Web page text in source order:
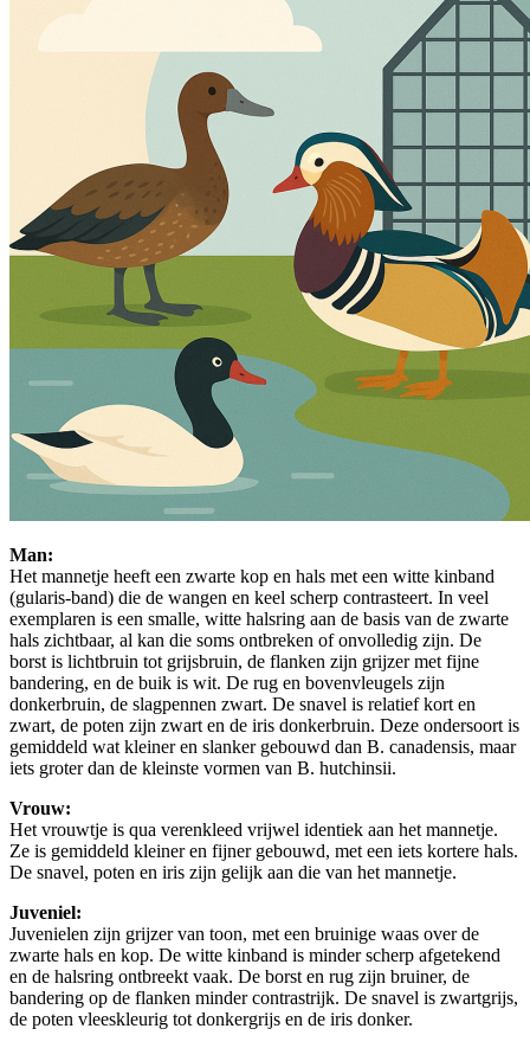
Man:
Het mannetje heeft een zwarte kop en hals met een witte kinband
(gularis-band) die de wangen en keel scherp contrasteert. In veel
exemplaren is een smalle, witte halsring aan de basis van de zwarte
hals zichtbaar, al kan die soms ontbreken of onvolledig zijn. De
borst is lichtbruin tot grijsbruin, de flanken zijn grijzer met fijne
bandering, en de buik is wit. De rug en bovenvleugels zijn
donkerbruin, de slagpennen zwart. De snavel is relatief kort en
zwart, de poten zijn zwart en de iris donkerbruin. Deze ondersoort is
gemiddeld wat kleiner en slanker gebouwd dan B. canadensis, maar
iets groter dan de kleinste vormen van B. hutchinsii.
Vrouw:
Het vrouwtje is qua verenkleed vrijwel identiek aan het mannetje.
Ze is gemiddeld kleiner en fijner gebouwd, met een iets kortere hals.
De snavel, poten en iris zijn gelijk aan die van het mannetje.
Juveniel:
Juvenielen zijn grijzer van toon, met een bruinige waas over de
zwarte hals en kop. De witte kinband is minder scherp afgetekend
en de halsring ontbreekt vaak. De borst en rug zijn bruiner, de
bandering op de flanken minder contrastrijk. De snavel is zwartgrijs,
de poten vleeskleurig tot donkergrijs en de iris donker.